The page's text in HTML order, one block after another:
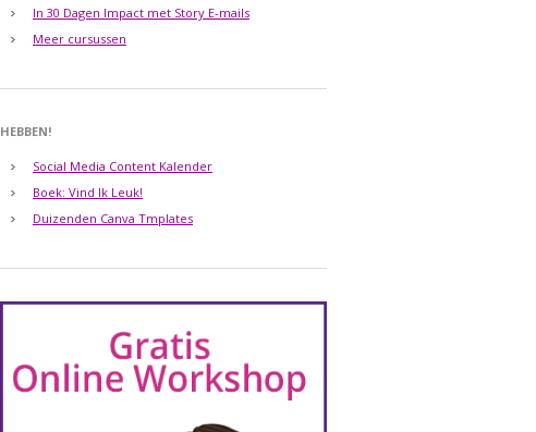
In 30 Dagen Impact met Story E-mails
Meer cursussen
HEBBEN!
Social Media Content Kalender
Boek: Vind Ik Leuk!
Duizenden Canva Tmplates